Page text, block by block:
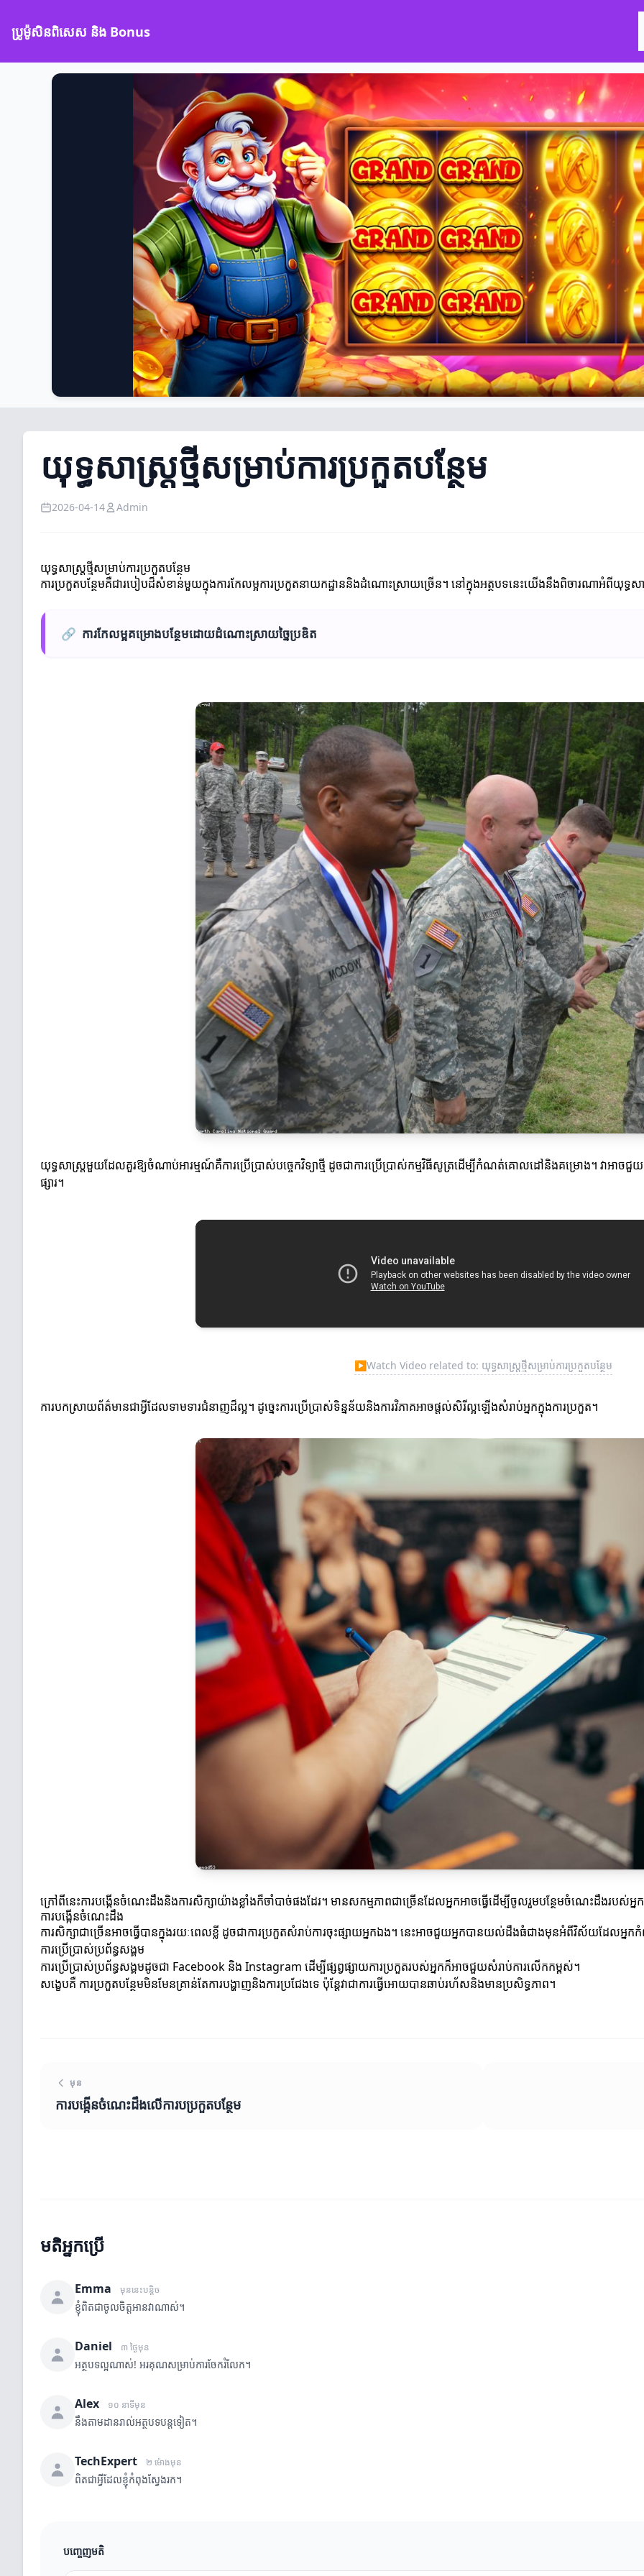
ប្រូម៉ូសិនពិសេស និង Bonus
យុទ្ធសាស្ត្រថ្មីសម្រាប់ការប្រកួតបន្ថែម
2026-04-14 Admin
យុទ្ធសាស្ត្រថ្មីសម្រាប់ការប្រកួតបន្ថែម
ការប្រកួតបន្ថែមគឺជារបៀបដ៏សំខាន់មួយក្នុងការកែលម្អការប្រកួតនាយកដ្ឋាននិងដំណោះស្រាយច្រើន។ នៅក្នុងអត្ថបទនេះយើងនឹងពិចារណាអំពីយុទ្ធស
🔗 ការកែលម្អគម្រោងបន្ថែមដោយដំណោះស្រាយច្នៃប្រឌិត
យុទ្ធសាស្ត្រមួយដែលគួរឱ្យចំណាប់អារម្មណ៍គឺការប្រើប្រាស់បច្ចេកវិទ្យាថ្មី ដូចជាការប្រើប្រាស់កម្មវិធីសូត្រដើម្បីកំណត់គោលដៅនិងគម្រោង។ វាអាច
ផ្សារ។
▶Watch Video related to: យុទ្ធសាស្ត្រថ្មីសម្រាប់ការប្រកួតបន្ថែម
ការបកស្រាយព័ត៌មានជាអ្វីដែលទាមទារជំនាញដ៏ល្អ។ ដូច្នេះការប្រើប្រាស់ទិន្នន័យនិងការវិភាគអាចផ្តល់សិរីល្អឡើងសំរាប់អ្នកក្នុងការប្រកួត។
ក្រៅពីនេះការបង្កើនចំណេះដឹងនិងការសិក្សា​យ៉ាងខ្លាំងក៏ចាំបាច់ផងដែរ។ មានសកម្មភាពជាច្រើនដែលអ្នកអាចធ្វើដើម្បីចូលរួមបន្ថែមចំណេះដឹងរបស់អ្ន
ការបង្កើនចំណេះដឹង
ការសិក្សាជាច្រើនអាចធ្វើបានក្នុងរយៈពេលខ្លី ដូចជាការប្រកួតសំរាប់ការចុះផ្សាយអ្នកឯង។ នេះអាចជួយអ្នកបានយល់ដឹងធំជាងមុនអំពីវិស័យដែលអ្នក
ការប្រើប្រាស់ប្រព័ន្ធសង្គម
ការប្រើប្រាស់ប្រព័ន្ធសង្គមដូចជា Facebook និង Instagram ដើម្បីផ្សព្វផ្សាយការប្រកួតរបស់អ្នកក៏អាចជួយសំរាប់ការលើកកម្ពស់។
សង្ខេបគឺ ការប្រកួតបន្ថែមមិនមែនគ្រាន់តែការបង្ហាញនិងការប្រជែងទេ ប៉ុន្តែវាជាការធ្វើអោយបានឆាប់រហ័សនិងមានប្រសិទ្ធភាព។
មុន
ការបង្កើនចំណេះដឹងលើការបប្រកួតបន្ថែម
មតិអ្នកប្រើ
Emma មុននេះបន្តិច
ខ្ញុំពិតជាចូលចិត្តអានវាណាស់។
Daniel ៣ ថ្ងៃមុន
អត្ថបទល្អណាស់! អរគុណសម្រាប់ការចែករំលែក។
Alex ១០ នាទីមុន
នឹងតាមដានរាល់អត្ថបទបន្តទៀត។
TechExpert ២ ម៉ោងមុន
ពិតជាអ្វីដែលខ្ញុំកំពុងស្វែងរក។
បញ្ចេញមតិ